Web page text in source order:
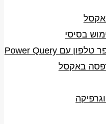
באקסל